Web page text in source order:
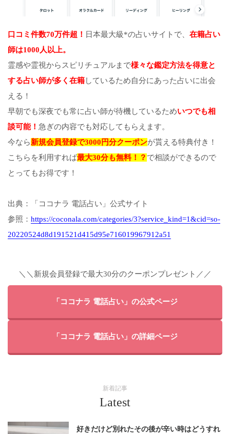
口コミ件数70万件超！ 日本最大級*の占いサイトで、 在籍占い
師は1000人以上。
霊感や霊視からスピリチュアルまで様々な鑑定方法を得意と
する占い師が多く在籍しているため自分にあった占いに出会
える！
早朝でも深夜でも常に占い師が待機しているためいつでも相
談可能！ 急ぎの内容でも対応してもらえます。
今なら新規会員登録で3000円分クーポンが貰える特典付き！
こちらを利用すれば最大30分も無料！？ で相談ができるので
とってもお得です！
出典：「ココナラ 電話占い」公式サイト
参照： https://coconala.com/categories/3?service_kind=1&cid=so-
20220524d8d191521d415d95e716019967912a51
＼＼新規会員登録で最大30分のクーポンプレゼント／／
「ココナラ 電話占い」の公式ページ
「ココナラ 電話占い」の詳細ページ
新着記事
Latest
好きだけど別れたその後が辛い時はどうすれ